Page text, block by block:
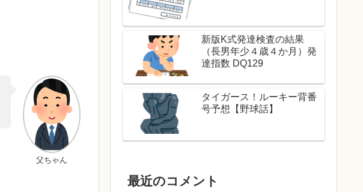
父ちゃん
新版K式発達検査の結果
（長男年少４歳４か月）発
達指数 DQ129
タイガース！ルーキー背番
号予想【野球話】
最近のコメント